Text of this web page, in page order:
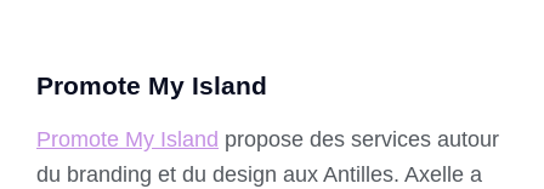
Promote My Island
Promote My Island propose des services autour
du branding et du design aux Antilles. Axelle a